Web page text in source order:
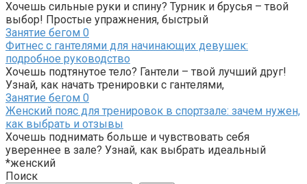
Хочешь сильные руки и спину? Турник и брусья – твой
выбор! Простые упражнения, быстрый
Занятие бегом 0
Фитнес с гантелями для начинающих девушек:
подробное руководство
Хочешь подтянутое тело? Гантели – твой лучший друг!
Узнай, как начать тренировки с гантелями,
Занятие бегом 0
Женский пояс для тренировок в спортзале: зачем нужен,
как выбрать и отзывы
Хочешь поднимать больше и чувствовать себя
увереннее в зале? Узнай, как выбрать идеальный
*женский
Поиск